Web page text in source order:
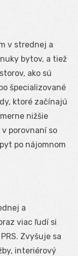
v strednej a
bytov, a tiež
ako sú
špecializované
ktoré začínajú
nižšie
porovnaní so
po nájomnom
a
viac ľudí si
Zvyšuje sa
interiérový